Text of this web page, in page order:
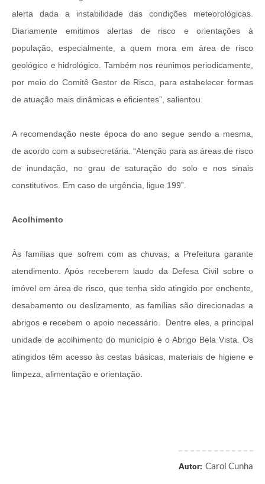
alerta dada a instabilidade das condições meteorológicas.
Diariamente emitimos alertas de risco e orientações à
população, especialmente, a quem mora em área de risco
geológico e hidrológico. Também nos reunimos periodicamente,
por meio do Comitê Gestor de Risco, para estabelecer formas
de atuação mais dinâmicas e eficientes”, salientou.
A recomendação neste época do ano segue sendo a mesma,
de acordo com a subsecretária. “Atenção para as áreas de risco
de inundação, no grau de saturação do solo e nos sinais
constitutivos. Em caso de urgência, ligue 199”.
Acolhimento
Às famílias que sofrem com as chuvas, a Prefeitura garante
atendimento. Após receberem laudo da Defesa Civil sobre o
imóvel em área de risco, que tenha sido atingido por enchente,
desabamento ou deslizamento, as famílias são direcionadas a
abrigos e recebem o apoio necessário. Dentre eles, a principal
unidade de acolhimento do município é o Abrigo Bela Vista. Os
atingidos têm acesso às cestas básicas, materiais de higiene e
limpeza, alimentação e orientação.
Autor: Carol Cunha